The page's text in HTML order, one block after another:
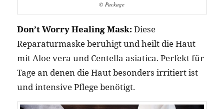
© Package
Don’t Worry Healing Mask: Diese
Reparaturmaske beruhigt und heilt die Haut
mit Aloe vera und Centella asiatica. Perfekt für
Tage an denen die Haut besonders irritiert ist
und intensive Pflege benötigt.